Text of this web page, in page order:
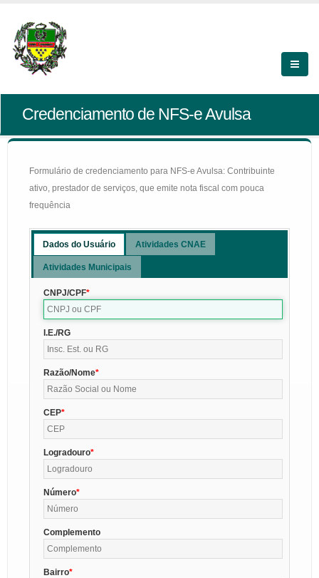
Credenciamento de NFS-e Avulsa
Formulário de credenciamento para NFS-e Avulsa: Contribuinte
ativo, prestador de serviços, que emite nota fiscal com pouca
frequência
Dados do Usuário Atividades CNAE
Atividades Municipais
CNPJ/CPF
I.E./RG
Razão/Nome
CEP
Logradouro
Número
Complemento
Bairro